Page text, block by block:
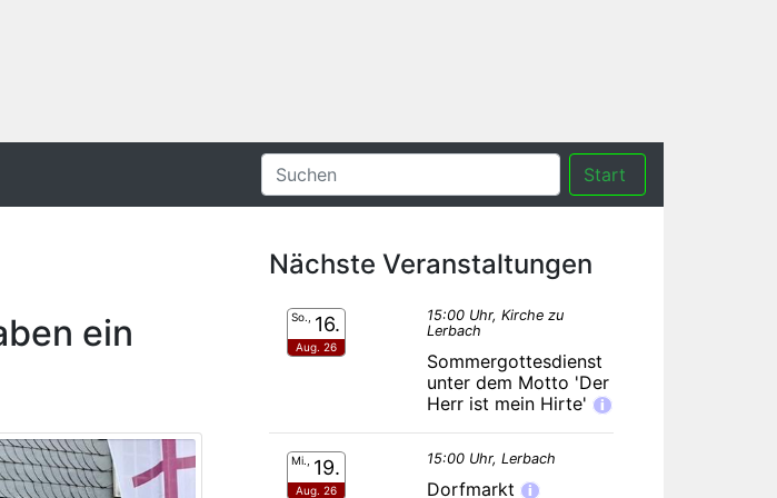
Start
ein
Nächste Veranstaltungen
So., 16.
Aug. 26
15:00 Uhr, Kirche zu
Lerbach
Sommergottesdienst
unter dem Motto 'Der
Herr ist mein Hirte'
i
Mi., 19.
Aug. 26
15:00 Uhr, Lerbach
Dorfmarkt i